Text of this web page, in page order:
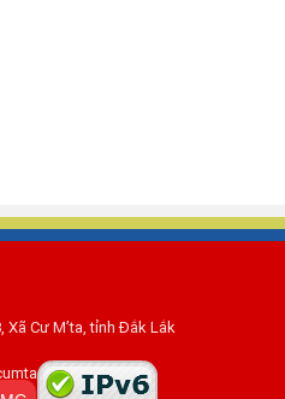
Xã Cư M’ta, tỉnh Đắk Lắk